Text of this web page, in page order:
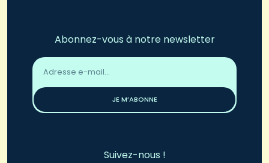
Abonnez-vous à notre newsletter
Adresse
email
JE M’ABONNE
Suivez-nous !